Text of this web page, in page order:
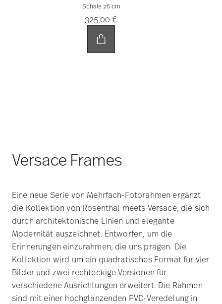
Schale 26 cm
325,00 €
Versace Frames
Eine neue Serie von Mehrfach-Fotorahmen ergänzt
die Kollektion von Rosenthal meets Versace, die sich
durch architektonische Linien und elegante
Modernität auszeichnet. Entworfen, um die
Erinnerungen einzurahmen, die uns prägen. Die
Kollektion wird um ein quadratisches Format für vier
Bilder und zwei rechteckige Versionen für
verschiedene Ausrichtungen erweitert. Die Rahmen
sind mit einer hochglänzenden PVD-Veredelung in